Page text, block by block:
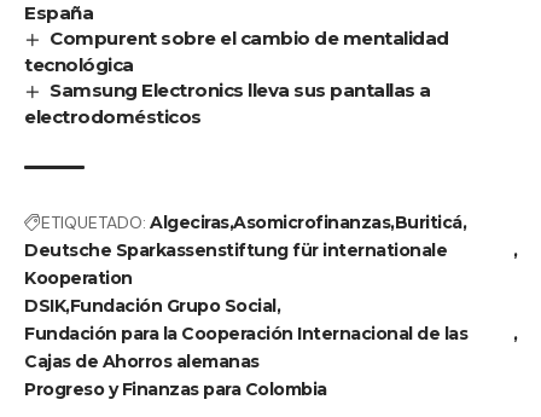
España
Compurent sobre el cambio de mentalidad
tecnológica
Samsung Electronics lleva sus pantallas a
electrodomésticos
ETIQUETADO: AlgecirasAsomicrofinanzasBuriticá
Deutsche Sparkassenstiftung für internationale
Kooperation
DSIKFundación Grupo Social
Fundación para la Cooperación Internacional de las
Cajas de Ahorros alemanas
Progreso y Finanzas para Colombia